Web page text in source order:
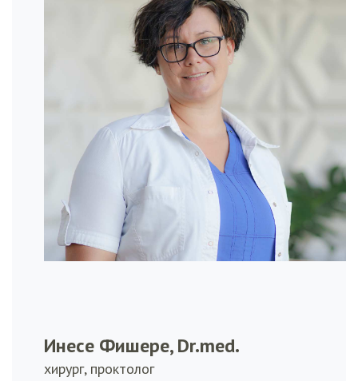
Инесе Фишере, Dr.med.
хирург, проктолог